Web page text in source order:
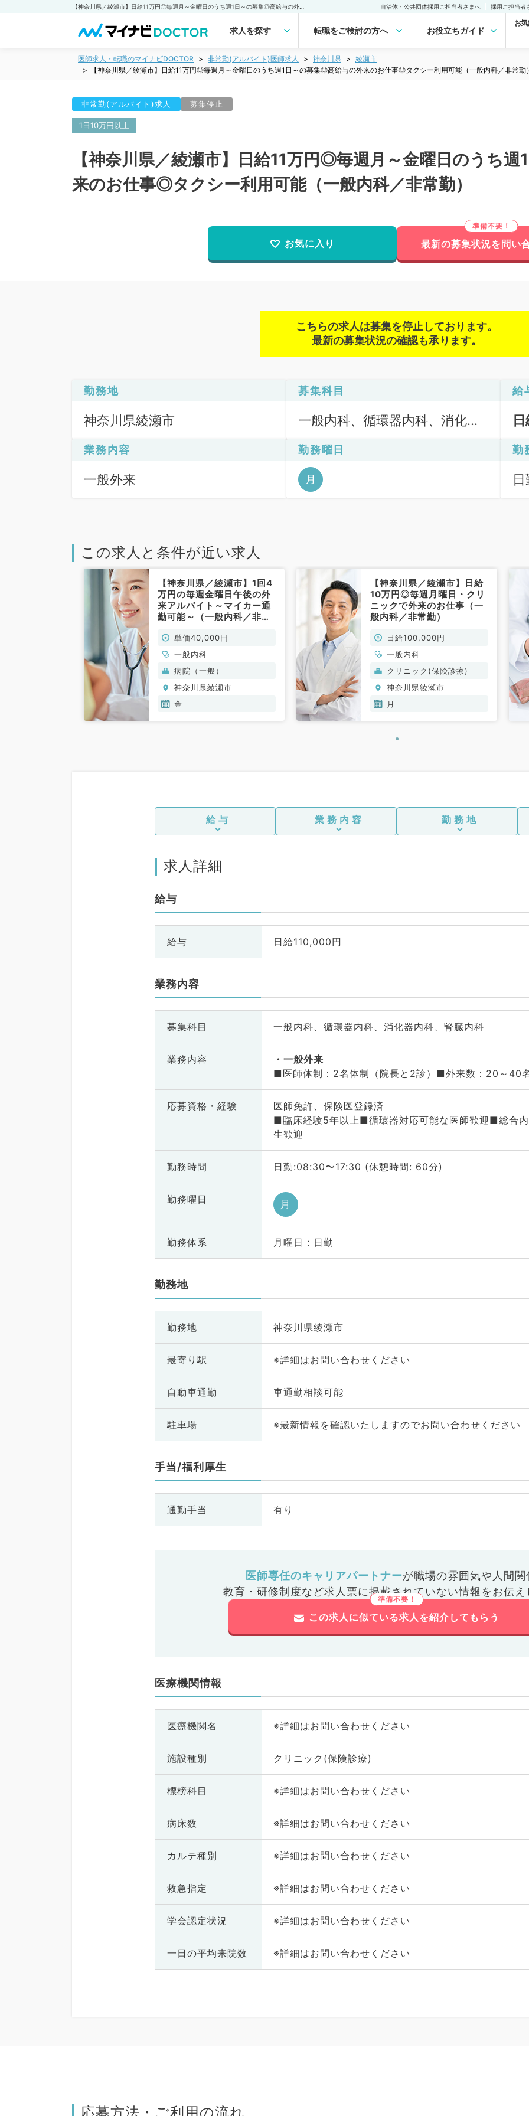
自治体・公共団体採用ご担当者さまへ 採用ご担当者
求人を探す 転職をご検討の方へ お役立ちガイド
お
医師求人・転職のマイナビDOCTOR 非常勤(アルバイト)医師求人 神奈川県
綾瀬市
【神奈川県／綾瀬市】日給11万円◎毎週月～金曜日のうち週1日～の募集◎高給与の外来のお仕事◎タクシー利用可能（一般内科／非常勤
非常勤(アルバイト)求人 募集停止
1日10万円以上
【神奈川県／綾瀬市】日給11万円◎毎週月～金曜日のうち
来のお仕事◎タクシー利用可能（一般内科／非常勤）
お気に入り 最新の募集状況を問い
こちらの求人は募集を停止しております。
最新の募集状況の確認も承ります。
勤務地
神奈川県綾瀬市
募集科目
一般内科、循環器内科、消化器
給
業務内容
一般外来
勤務曜日
月
勤
この求人と条件が近い求人
【神奈川県／綾瀬市】1回4
万円の毎週金曜日午後の外
来アルバイト～マイカー通
勤可能～（一般内科／非常
単価40,000円
一般内科
病院（一般）
神奈川県綾瀬市
金
【神奈川県／綾瀬市】日給
10万円◎毎週月曜日・クリ
ニックで外来のお仕事（一
般内科／非常勤）
日給100,000円
一般内科
クリニック(保険診療)
神奈川県綾瀬市
月
給与 業務内容 勤務地
求人詳細
給与
給与 日給110,000円
業務内容
募集科目 一般内科、循環器内科、消化器内科、腎臓内科
業務内容
一般外来
■医師体制：2名体制（院長と2診）■外来数：20～40
応募資格・ 経験
医師免許、保険医登録済
■臨床経験5年以上■循環器対応可能な医師歓迎■総合
生歓迎
勤務時間 日勤:08:30〜17:30 (休憩時間: 60分)
勤務曜日 月
勤務体系 月曜日 : 日勤
勤務地
勤務地 神奈川県綾瀬市
最寄り駅 ※詳細はお問い合わせください
自動車通勤 車通勤相談可能
駐車場 ※最新情報を確認いたしますのでお問い合わせください
手当/福利厚生
通勤手当 有り
医師専任のキャリアパートナーが職場の雰囲気や人間関
教育・研修制度など求人票に掲載されていない情報をお伝え
この求人に似ている求人を紹介してもらう
医療機関情報
医療機関名 ※詳細はお問い合わせください
施設種別 クリニック(保険診療)
標榜科目 ※詳細はお問い合わせください
病床数 ※詳細はお問い合わせください
カルテ種別 ※詳細はお問い合わせください
救急指定 ※詳細はお問い合わせください
学会認定状況 ※詳細はお問い合わせください
一日の平均来院数 ※詳細はお問い合わせください
応募方法・ご利用の流れ